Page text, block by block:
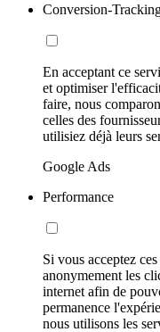
Conversion-
En acceptant ce
et optimiser
faire, nous
celles des
utilisiez déjà leurs
Google Ads
Performance
Si vous acceptez
anonymement les
internet afin de
permanence
nous utilisons les